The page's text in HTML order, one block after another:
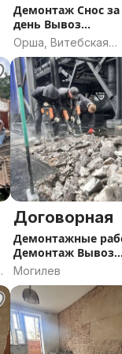
Демонтаж Снос за
день Вывоз
строительного
Орша, Витебская
область
Договорная
Демонтажные
Демонтаж Вывоз
мусора
Могилев